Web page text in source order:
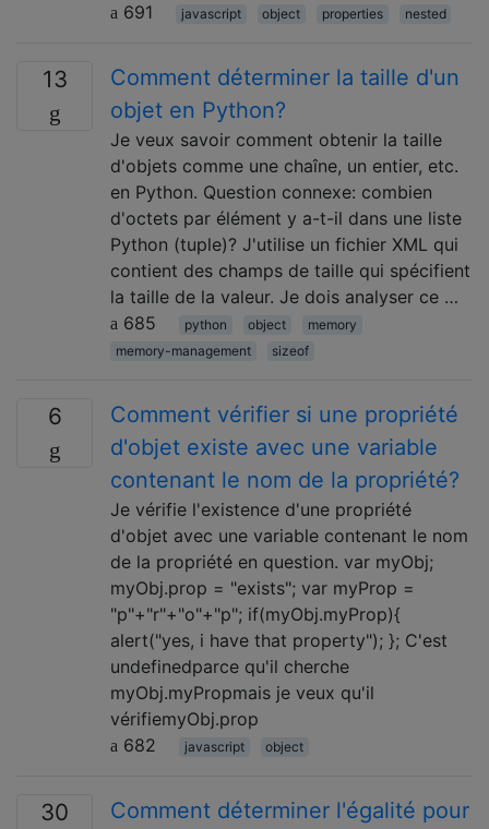
691
javascript object properties nested
13
Comment déterminer la taille d'un
objet en Python?
Je veux savoir comment obtenir la taille
d'objets comme une chaîne, un entier, etc.
en Python. Question connexe: combien
d'octets par élément y a-t-il dans une liste
Python (tuple)? J'utilise un fichier XML qui
contient des champs de taille qui spécifient
la taille de la valeur. Je dois analyser ce …
685
python object
memory
memory-management
sizeof
6
Comment vérifier si une propriété
d'objet existe avec une variable
contenant le nom de la propriété?
Je vérifie l'existence d'une propriété
d'objet avec une variable contenant le nom
de la propriété en question. var myObj;
myObj.prop = "exists"; var myProp =
"p"+"r"+"o"+"p"; if(myObj.myProp){
alert("yes, i have that property"); }; C'est
undefinedparce qu'il cherche
myObj.myPropmais je veux qu'il
vérifiemyObj.prop
682
javascript object
30
Comment déterminer l'égalité pour